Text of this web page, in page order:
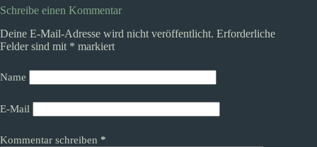
Schreibe einen Kommentar
Deine E-Mail-Adresse wird nicht veröffentlicht. Erforderliche
Felder sind mit * markiert
Name
E-Mail
Kommentar schreiben *